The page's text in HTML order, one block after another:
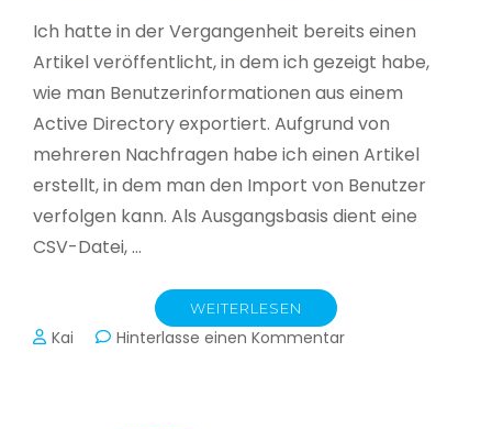
Ich hatte in der Vergangenheit bereits einen
Artikel veröffentlicht, in dem ich gezeigt habe,
wie man Benutzerinformationen aus einem
Active Directory exportiert. Aufgrund von
mehreren Nachfragen habe ich einen Artikel
erstellt, in dem man den Import von Benutzer
verfolgen kann. Als Ausgangsbasis dient eine
CSV-Datei, …
WEITERLESEN
Kai Hinterlasse einen Kommentarzu